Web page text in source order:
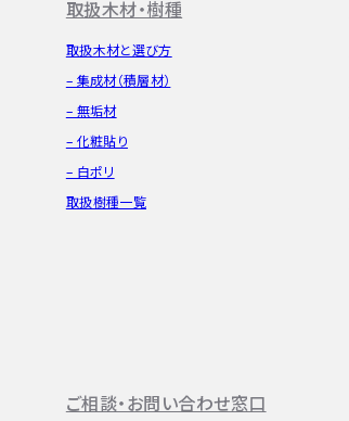
取扱木材・樹種
取扱木材と選び方
– 集成材（積層材）
– 無垢材
– 化粧貼り
– 白ポリ
取扱樹種一覧
ご相談・お問い合わせ窓口